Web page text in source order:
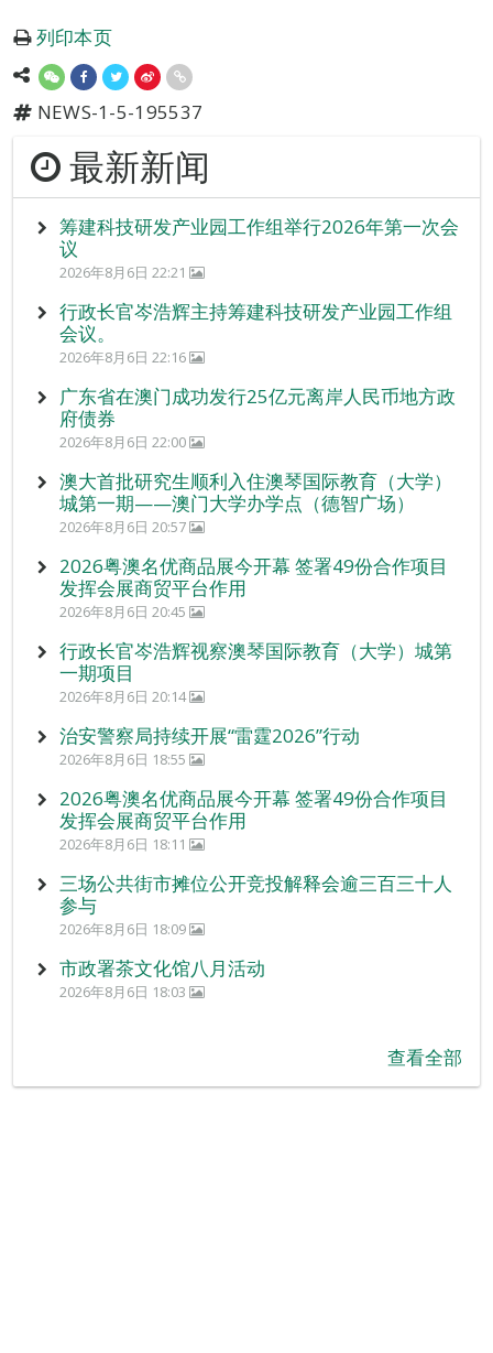
列印本页
NEWS-1-5-195537
最新新闻
筹建科技研发产业园工作组举行2026年第一次会
议
2026年8月6日 22:21
行政长官岑浩辉主持筹建科技研发产业园工作组
会议。
2026年8月6日 22:16
广东省在澳门成功发行25亿元离岸人民币地方政
府债券
2026年8月6日 22:00
澳大首批研究生顺利入住澳琴国际教育（大学）
城第一期——澳门大学办学点（德智广场）
2026年8月6日 20:57
2026粤澳名优商品展今开幕 签署49份合作项目
发挥会展商贸平台作用
2026年8月6日 20:45
行政长官岑浩辉视察澳琴国际教育（大学）城第
一期项目
2026年8月6日 20:14
治安警察局持续开展“雷霆2026”行动
2026年8月6日 18:55
2026粤澳名优商品展今开幕 签署49份合作项目
发挥会展商贸平台作用
2026年8月6日 18:11
三场公共街市摊位公开竞投解释会逾三百三十人
参与
2026年8月6日 18:09
市政署茶文化馆八月活动
2026年8月6日 18:03
查看全部